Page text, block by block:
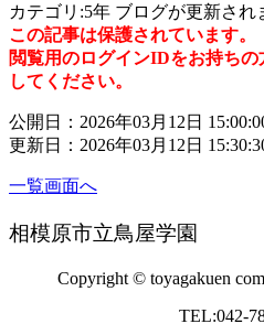
カテゴリ:5年 ブログが更新され
この記事は保護されています。
閲覧用のログインIDをお持ちの
してください。
公開日：2026年03月12日
更新日：2026年03月12日
一覧画面へ
相模原市立鳥屋学園
Copyright © toyagakuen
TEL:042-